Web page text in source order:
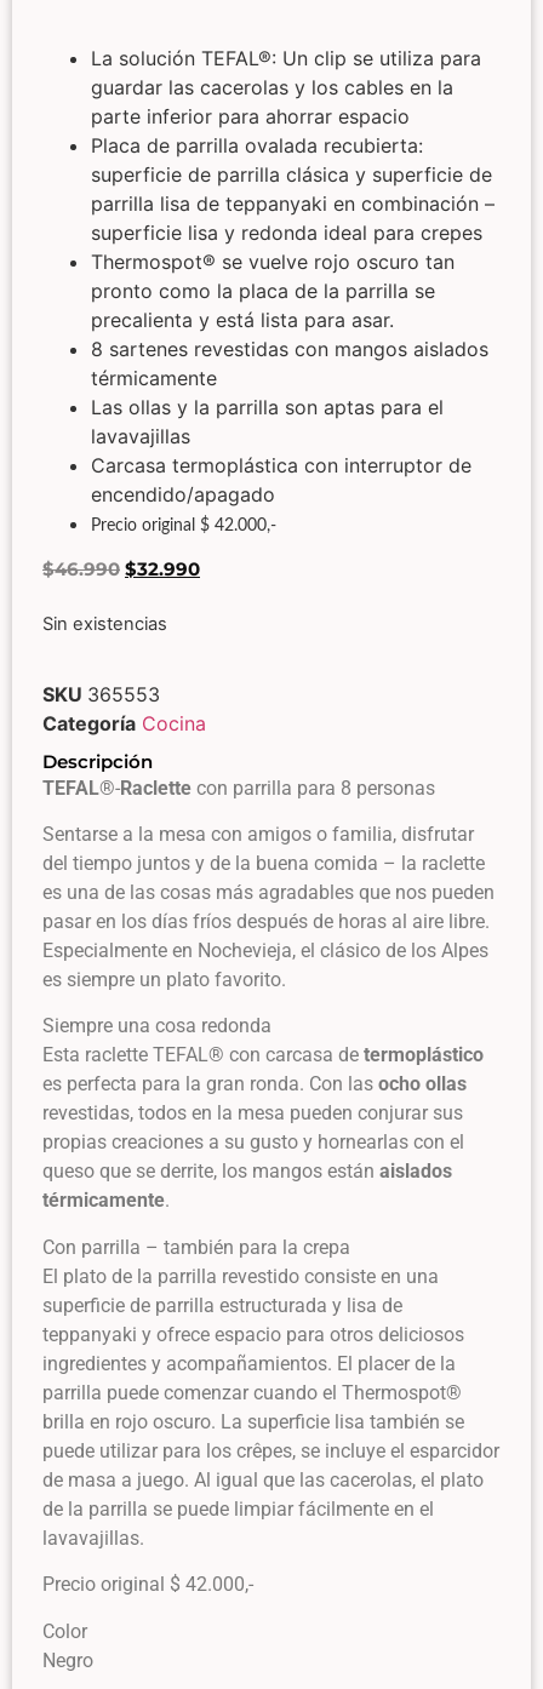
La solución TEFAL®: Un clip se utiliza para
guardar las cacerolas y los cables en la
parte inferior para ahorrar espacio
Placa de parrilla ovalada recubierta:
superficie de parrilla clásica y superficie de
parrilla lisa de teppanyaki en combinación –
superficie lisa y redonda ideal para crepes
Thermospot® se vuelve rojo oscuro tan
pronto como la placa de la parrilla se
precalienta y está lista para asar.
8 sartenes revestidas con mangos aislados
térmicamente
Las ollas y la parrilla son aptas para el
lavavajillas
Carcasa termoplástica con interruptor de
encendido/apagado
Precio original $ 42.000,-
$46.990 $32.990
Sin existencias
SKU 365553
Categoría Cocina
Descripción
TEFAL®-Raclette con parrilla para 8 personas
Sentarse a la mesa con amigos o familia, disfrutar
del tiempo juntos y de la buena comida – la raclette
es una de las cosas más agradables que nos pueden
pasar en los días fríos después de horas al aire libre.
Especialmente en Nochevieja, el clásico de los Alpes
es siempre un plato favorito.
Siempre una cosa redonda
Esta raclette TEFAL® con carcasa de termoplástico
es perfecta para la gran ronda. Con las ocho ollas
revestidas, todos en la mesa pueden conjurar sus
propias creaciones a su gusto y hornearlas con el
queso que se derrite, los mangos están aislados
térmicamente.
Con parrilla – también para la crepa
El plato de la parrilla revestido consiste en una
superficie de parrilla estructurada y lisa de
teppanyaki y ofrece espacio para otros deliciosos
ingredientes y acompañamientos. El placer de la
parrilla puede comenzar cuando el Thermospot®
brilla en rojo oscuro. La superficie lisa también se
puede utilizar para los crêpes, se incluye el esparcidor
de masa a juego. Al igual que las cacerolas, el plato
de la parrilla se puede limpiar fácilmente en el
lavavajillas.
Precio original $ 42.000,-
Color
Negro